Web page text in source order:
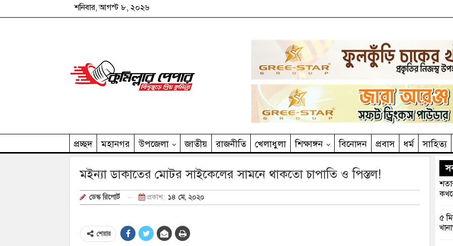
শনিবার, আগস্ট ৮, ২০২৬
প্রচ্ছদ মহানগর উপজেলা জাতীয় রাজনীতি খেলাধুলা শিক্ষাঙ্গন বিনোদন প্রবাস ধর্ম সাহিত‌্য
মইন্যা ডাকাতের মোটর সাইকেলের সামনে থাকতো চাপাতি ও পিস্তল!
ডেস্ক রিপোর্ট প্রকাশ: ১৪ মে, ২০২০
শেয়ার
৫